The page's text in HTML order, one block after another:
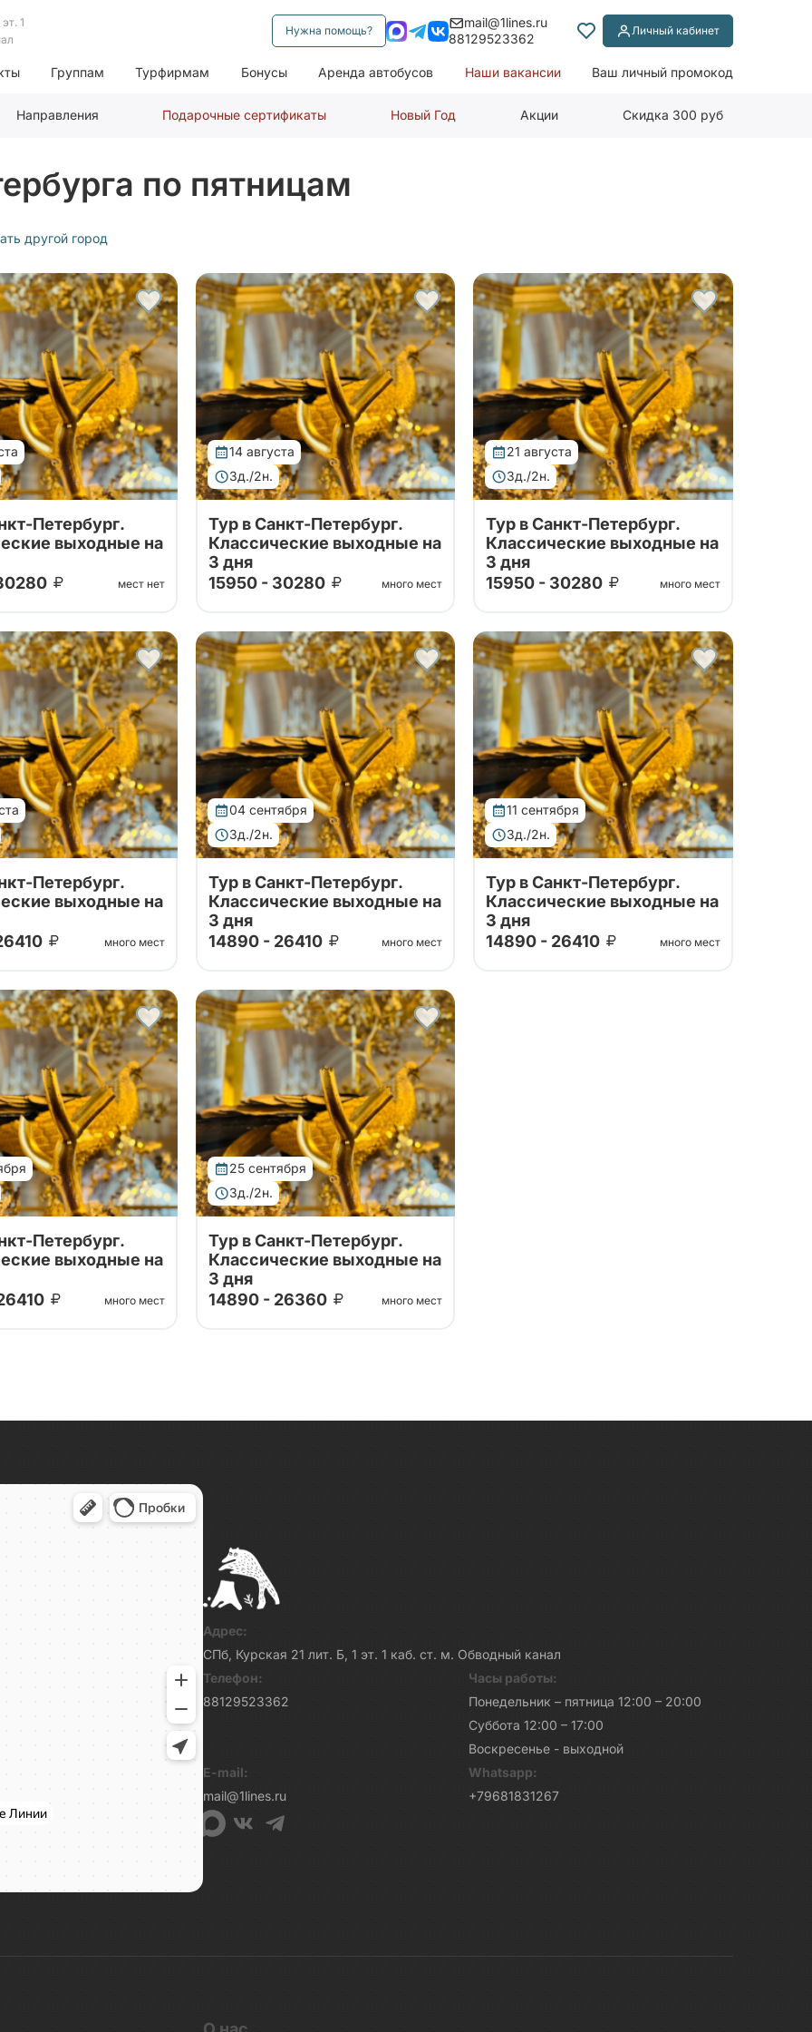
1
Нужна помощь?
mail@1lines.ru
88129523362
Личный кабинет
Группам Турфирмам Бонусы Аренда автобусов Наши вакансии Ваш личный промокод
Направления Подарочные сертификаты Новый Год Акции Скидка 300 руб
по пятницам
другой город
Посещение Эрмитажа,
собора, Нижнего
Петергофа!
Петербург.
выходные на
мест нет
14 августа
3д./2н.
партнеров! Посещение Эрмитажа,
Исаакиевского собора, Нижнего
парка фонтанов Петергофа!
Тур в Санкт-Петербург.
Классические выходные на
3 дня
15950 - 30280
много мест
21 августа
3д./2н.
партнеров! Посещение Эрмитажа,
Исаакиевского собора, Нижнего
парка фонтанов Петергофа!
Тур в Санкт-Петербург.
Классические выходные на
3 дня
15950 - 30280
много мест
Посещение Эрмитажа,
собора, Нижнего
Петергофа!
Петербург.
выходные на
много мест
04 сентября
3д./2н.
партнеров! Посещение Эрмитажа,
Исаакиевского собора, Нижнего
парка фонтанов Петергофа!
Тур в Санкт-Петербург.
Классические выходные на
3 дня
14890 - 26410
много мест
11 сентября
3д./2н.
Тур в Санкт-Петербург.
Классические выходные на
3 дня
14890 - 26410
много мест
Петербург.
выходные на
много мест
25 сентября
3д./2н.
Тур в Санкт-Петербург.
Классические выходные на
3 дня
14890 - 26360
много мест
Адрес:
СПб, Курская 21 лит. Б, 1 эт. 1 каб. ст. м. Обводный канал
Телефон:
88129523362
Часы работы:
Понедельник – пятница 12:00 – 20:00
Суббота 12:00 – 17:00
Воскресенье - выходной
E-mail:
mail@1lines.ru
Whatsapp:
+79681831267